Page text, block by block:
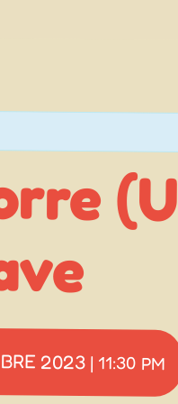
2023 | 11:30 PM